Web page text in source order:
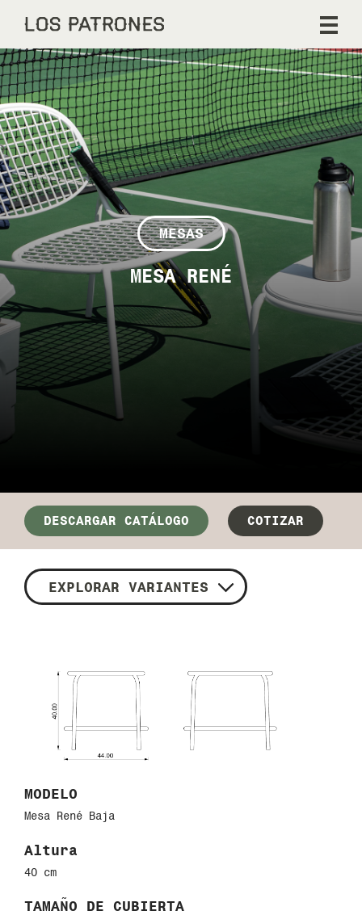
MESAS
MESA RENÉ
DESCARGAR CATÁLOGO COTIZAR
EXPLORAR VARIANTES
MODELO
Mesa René Baja
Altura
40 cm
TAMAÑO DE CUBIERTA